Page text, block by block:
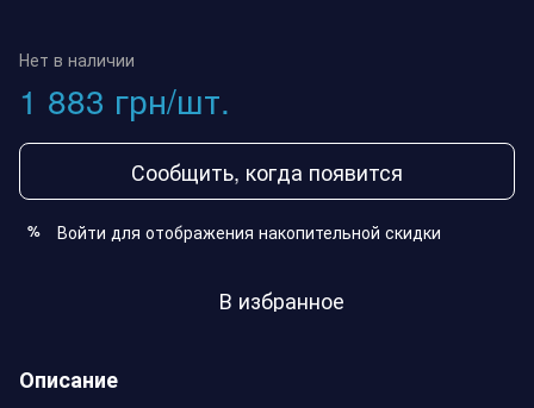
Нет в наличии
1 883 грн/шт.
Сообщить, когда появится
% Войти для отображения накопительной скидки
В избранное
Описание